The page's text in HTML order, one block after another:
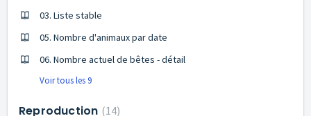
03. Liste stable
05. Nombre d'animaux par date
06. Nombre actuel de bêtes - détail
Voir tous les 9
Reproduction 14